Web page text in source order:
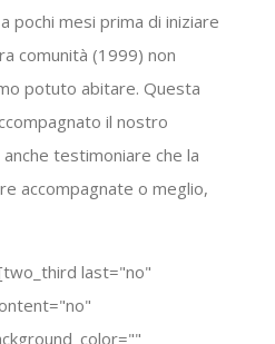
pochi mesi prima di iniziare
comunità (1999) non
potuto abitare. Questa
il nostro
testimoniare che la
accompagnate o meglio,
last="no"